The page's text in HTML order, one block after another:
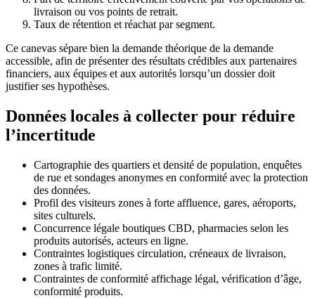
livraison ou vos points de retrait.
Taux de rétention et réachat par segment.
Ce canevas sépare bien la demande théorique de la demande
accessible, afin de présenter des résultats crédibles aux partenaires
financiers, aux équipes et aux autorités lorsqu’un dossier doit
justifier ses hypothèses.
Données locales à collecter pour réduire
l’incertitude
Cartographie des quartiers et densité de population, enquêtes
de rue et sondages anonymes en conformité avec la protection
des données.
Profil des visiteurs zones à forte affluence, gares, aéroports,
sites culturels.
Concurrence légale boutiques CBD, pharmacies selon les
produits autorisés, acteurs en ligne.
Contraintes logistiques circulation, créneaux de livraison,
zones à trafic limité.
Contraintes de conformité affichage légal, vérification d’âge,
conformité produits.